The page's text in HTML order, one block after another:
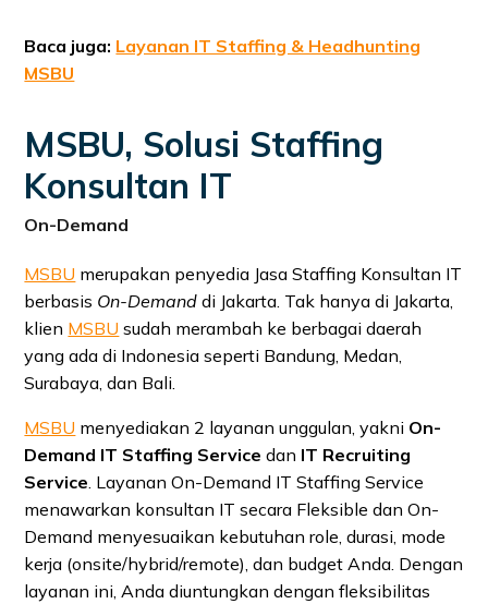
Baca juga: Layanan IT Staffing & Headhunting
MSBU
MSBU, Solusi Staffing
Konsultan IT
On-Demand
MSBU merupakan penyedia Jasa Staffing Konsultan IT
berbasis On-Demand di Jakarta. Tak hanya di Jakarta,
klien MSBU sudah merambah ke berbagai daerah
yang ada di Indonesia seperti Bandung, Medan,
Surabaya, dan Bali.
MSBU menyediakan 2 layanan unggulan, yakni On-
Demand IT Staffing Servicedan IT Recruiting
Service. Layanan On-Demand IT Staffing Service
menawarkan konsultan IT secara Fleksible dan On-
Demand menyesuaikan kebutuhan role, durasi, mode
kerja (onsite/hybrid/remote), dan budget Anda. Dengan
layanan ini, Anda diuntungkan dengan fleksibilitas